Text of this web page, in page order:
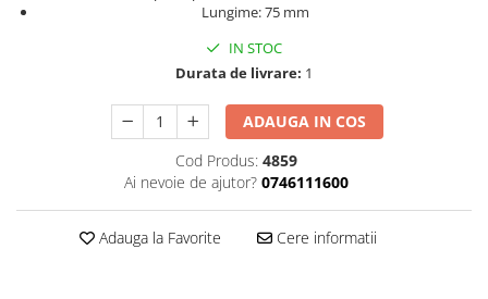
Dispozitive pentru anvelopeLungime: 75 mm
IN STOC
Durata de livrare: 1
ADAUGA IN COS
Cod Produs: 4859
Ai nevoie de ajutor? 0746111600
Adauga la Favorite Cere informatii